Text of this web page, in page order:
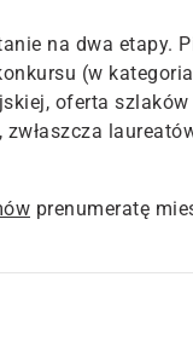
na dwa etapy.
(w
oferta
prenumeratę